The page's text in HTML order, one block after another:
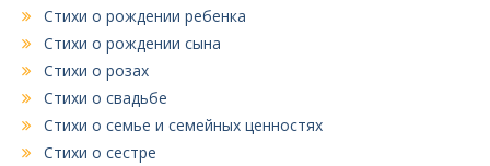
Стихи о рождении ребенка
Стихи о рождении сына
Стихи о розах
Стихи о свадьбе
Стихи о семье и семейных ценностях
Стихи о сестре